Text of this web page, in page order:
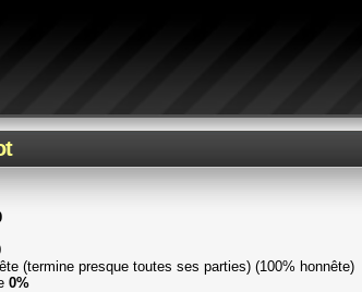
(termine presque toutes ses parties) (100% honnête)
0%